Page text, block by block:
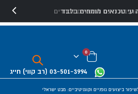
חינם למוצרים נבחרים
03-501-3994 (רב קווי) חייג
Cart
0פריטים
ביצועים גופניים וקוגניטיביים: מבט ישראלי